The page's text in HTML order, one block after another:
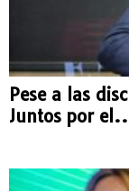
Pese a las
Juntos por